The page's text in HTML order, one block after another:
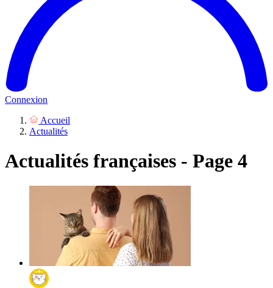
Connexion
Accueil
Actualités
Actualités françaises - Page 4